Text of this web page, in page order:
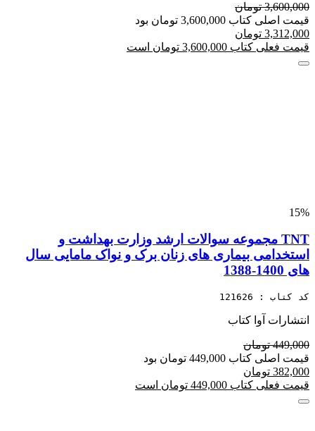
3,600,000 تومان
قیمت اصلی کتاب 3,600,000 تومان بود
3,312,000 تومان
قیمت فعلی کتاب 3,600,000 تومان است
15%
TNT مجموعه سوالات ارشد وزارت بهداشت و
استخدامی بیماری های زنان برک و نواک مامایی سال
های 1400-1388
کد کتاب : 121626
انتشارات آوا کتاب
449,000 تومان
قیمت اصلی کتاب 449,000 تومان بود
382,000 تومان
قیمت فعلی کتاب 449,000 تومان است